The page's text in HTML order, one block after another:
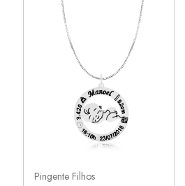
Pingente Filhos